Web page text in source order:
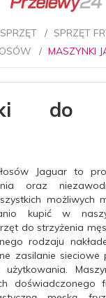
SPRZĘT
SPRZĘT
MASZYNKI
do
Jaguar to
oraz
możliwych
kupić w
do strzyżenia
rodzaju
zasilanie sieciowe
doświadczonego